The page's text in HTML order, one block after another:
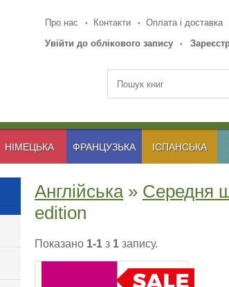
Про нас Контакти Оплата і доставка
Увійти до облікового запису
НІМЕЦЬКА ФРАНЦУЗЬКА ІСПАНСЬКА
Англійська» Середня
edition
Показано 1-1 з 1 запису.